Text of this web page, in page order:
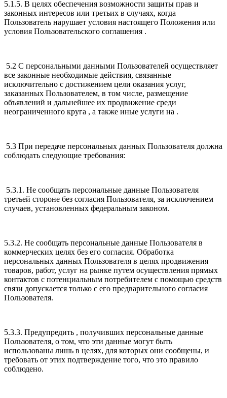
5.1.5. В целях обеспечения возможности защиты прав и
законных интересов или третьих в случаях, когда
Пользователь нарушает условия настоящего Положения или
условия Пользовательского соглашения .
5.2 С персональными данными Пользователей осуществляет
все законные необходимые действия, связанные
исключительно с достижением цели оказания услуг,
заказанных Пользователем, в том числе, размещение
объявлений и дальнейшее их продвижение среди
неограниченного круга , а также иные услуги на .
5.3 При передаче персональных данных Пользователя должна
соблюдать следующие требования:
5.3.1. Не сообщать персональные данные Пользователя
третьей стороне без согласия Пользователя, за исключением
случаев, установленных федеральным законом.
5.3.2. Не сообщать персональные данные Пользователя в
коммерческих целях без его согласия. Обработка
персональных данных Пользователя в целях продвижения
товаров, работ, услуг на рынке путем осуществления прямых
контактов с потенциальным потребителем с помощью средств
связи допускается только с его предварительного согласия
Пользователя.
5.3.3. Предупредить , получивших персональные данные
Пользователя, о том, что эти данные могут быть
использованы лишь в целях, для которых они сообщены, и
требовать от этих подтверждение того, что это правило
соблюдено.